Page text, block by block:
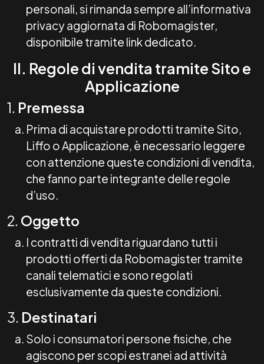
personali, si rimanda sempre all’informativa
privacy aggiornata di Robomagister,
disponibile tramite link dedicato.
II. Regole di vendita tramite Sito e
Applicazione
1. Premessa
Prima di acquistare prodotti tramite Sito,
Liffo o Applicazione, è necessario leggere
con attenzione queste condizioni di vendita,
che fanno parte integrante delle regole
d’uso.
2. Oggetto
I contratti di vendita riguardano tutti i
prodotti offerti da Robomagister tramite
canali telematici e sono regolati
esclusivamente da queste condizioni.
3. Destinatari
Solo i consumatori persone fisiche, che
agiscono per scopi estranei ad attività